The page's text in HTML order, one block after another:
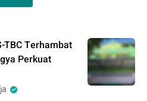
TBC Terhambat
Perkuat